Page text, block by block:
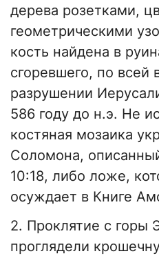
дерева розетками,
геометрическими
кость найдена в
сгоревшего, по всей
разрушении
586 году до н.э. Не
костяная мозаика
Соломона,
10:18, либо ложе,
осуждает в Книге
2. Проклятие с горы
проглядели